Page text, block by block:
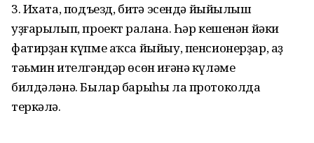
3. Ихата, подъезд, биҫтә эсендә йыйылыш
уҙғарылып, проект раҫлана. Һәр кешенән йәки
фатирҙан күпме аҡса йыйыу, пенсионерҙар, аҙ
тәьмин ителгәндәр өсөн иғәнә күләме
билдәләнә. Былар барыһы ла протоколда
теркәлә.